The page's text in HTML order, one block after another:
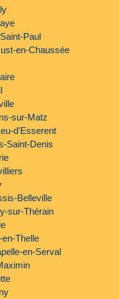
Paul
en-Chaussée
sur-Matz
d'Esserent
Saint-Denis
Belleville
sur-Thérain
en-Thelle
en-Serval